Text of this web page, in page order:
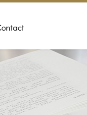
Panier
Se connecter